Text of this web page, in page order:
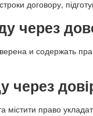
договору,
через
и содержать
містити право